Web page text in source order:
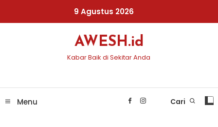
9 Agustus 2026
AWESH.id
Kabar Baik di Sekitar Anda
Menu Cari